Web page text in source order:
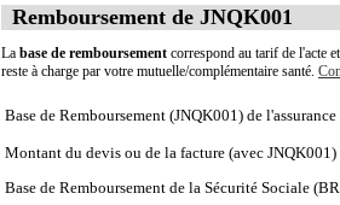
Remboursement de JNQK001
La base de remboursement correspond au tarif de l'acte
reste à charge par votre mutuelle/complémentaire santé.
Base de Remboursement (JNQK001) de
Montant du devis ou de la facture (avec JNQK001)
Base de Remboursement de la Sécurité Sociale